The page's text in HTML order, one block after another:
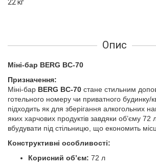
22 кг
Опис
Міні-бар BERG BC-70
Призначення:
Міні-бар BERG BC-70 стане стильним
готельного номеру чи приватного
підходить як для зберігання алкогольних
яких харчових продуктів завдяки об’єму 72
вбудувати під стільницю, що економить
Конструктивні особливості:
Корисний об’єм: 72 л